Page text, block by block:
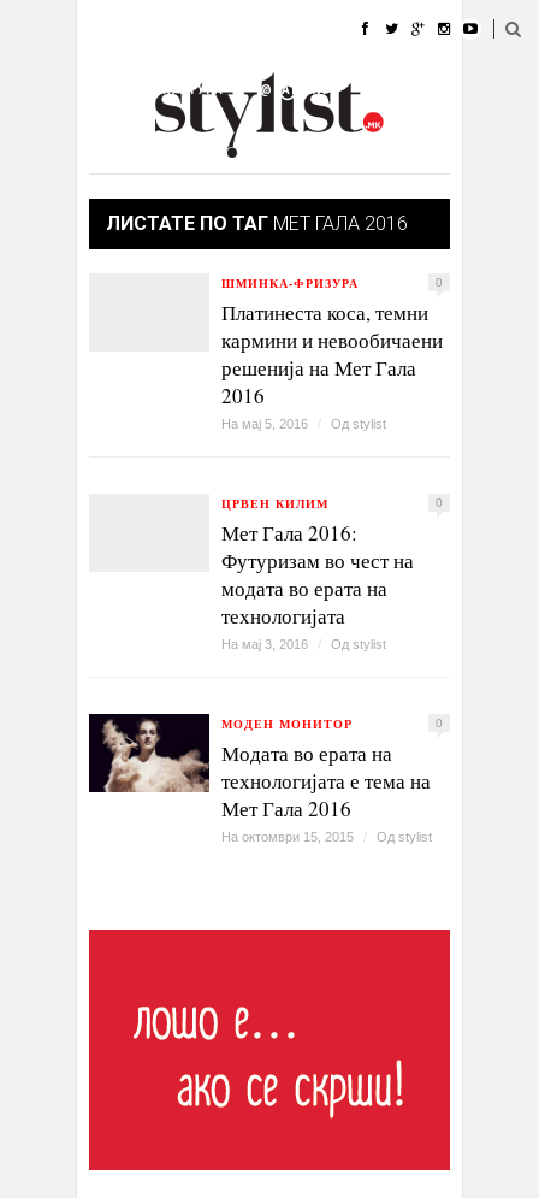
УБАВИНА
КУЛТУРА @РАБОТА
ИЗЛОГ
ЛИСТАТЕ ПО ТАГ МЕТ ГАЛА 2016
ШМИНКА-ФРИЗУРА 0
Платинеста коса, темни
кармини и невообичаени
решенија на Мет Гала
2016
На мај 5, 2016 / Од stylist
ЦРВЕН КИЛИМ 0
Мет Гала 2016:
Футуризам во чест на
модата во ерата на
технологијата
На мај 3, 2016 / Од stylist
МОДЕН МОНИТОР 0
Модата во ерата на
технологијата е тема на
Мет Гала 2016
На октомври 15, 2015 / Од stylist